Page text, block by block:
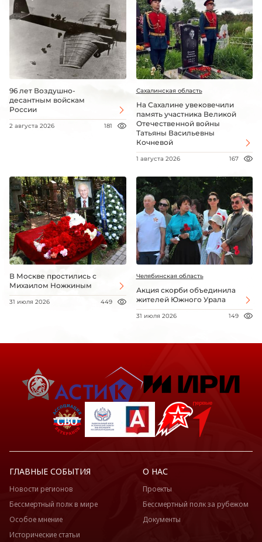
96 лет Воздушно-
десантным войскам
России
2 августа 2026 181
Сахалинская область
На Сахалине увековечили
память участника Великой
Отечественной войны
Татьяны Васильевны
Кочневой
1 августа 2026 167
В Москве простились с
Михаилом Ножкиным
31 июля 2026 449
Челябинская область
Акция скорби объединила
жителей Южного Урала
31 июля 2026 149
ГЛАВНЫЕ СОБЫТИЯ
Новости регионов
Бессмертный полк в мире
Особое мнение
Исторические статьи
О НАС
Проекты
Бессмертный полк за рубежом
Документы